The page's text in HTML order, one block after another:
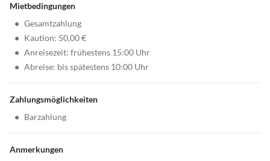
Mietbedingungen
• Gesamtzahlung
• Kaution: 50,00 €
• Anreisezeit: frühestens 15:00 Uhr
• Abreise: bis spätestens 10:00 Uhr
Zahlungsmöglichkeiten
• Barzahlung
Anmerkungen